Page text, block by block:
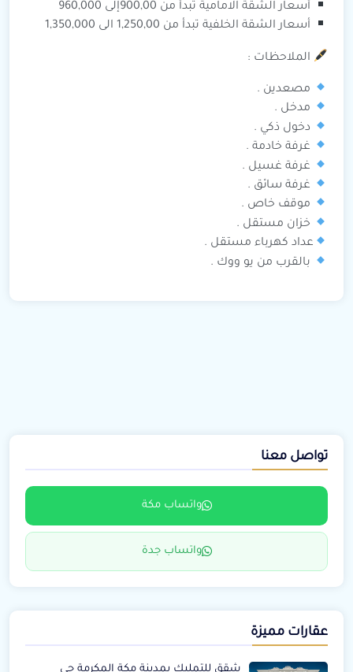
أسعار الشقة الامامية تبدأ من 900,00إلى 960,000
أسعار الشقة الخلفية تبدأ من 1,250,00 الى 1,350,000
الملاحظات :
مصعدين .
مدخل .
دخول ذكي .
غرفة خادمة .
غرفة غسيل .
غرفة سائق .
موقف خاص .
خزان مستقل .
عداد كهرباء مستقل .
بالقرب من يو ووك .
تواصل معنا
واتساب مكة
واتساب جدة
عقارات مميزة
شقق للتمليك بمدينة مكة المكرمة حي